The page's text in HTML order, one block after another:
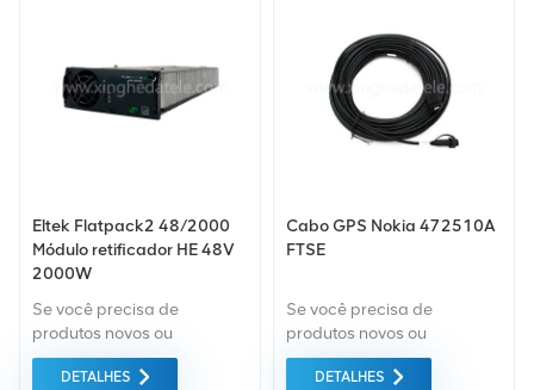
fornecido ao melhor preço
possível.
Eltek Flatpack2 48/2000
Módulo retificador HE 48V
2000W
Se você precisa de
produtos novos ou
renovados, a garantia
abrangente é padrão.
DETALHES
Cabo GPS Nokia 472510A
FTSE
Se você precisa de
produtos novos ou
renovados, a garantia
abrangente é padrão.
DETALHES